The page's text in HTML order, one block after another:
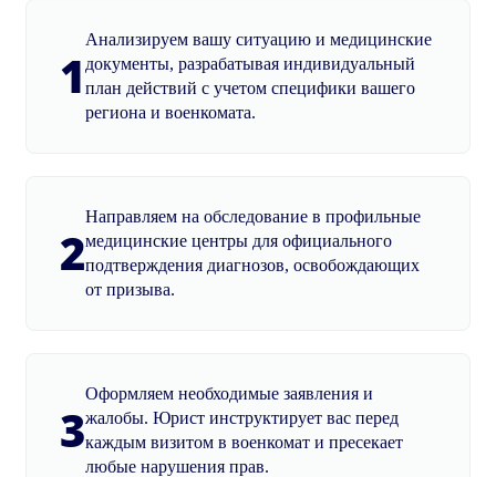
1
Анализируем вашу ситуацию и медицинские
документы, разрабатывая индивидуальный
план действий с учетом специфики вашего
региона и военкомата.
2
Направляем на обследование в профильные
медицинские центры для официального
подтверждения диагнозов, освобождающих
от призыва.
3
Оформляем необходимые заявления и
жалобы. Юрист инструктирует вас перед
каждым визитом в военкомат и пресекает
любые нарушения прав.